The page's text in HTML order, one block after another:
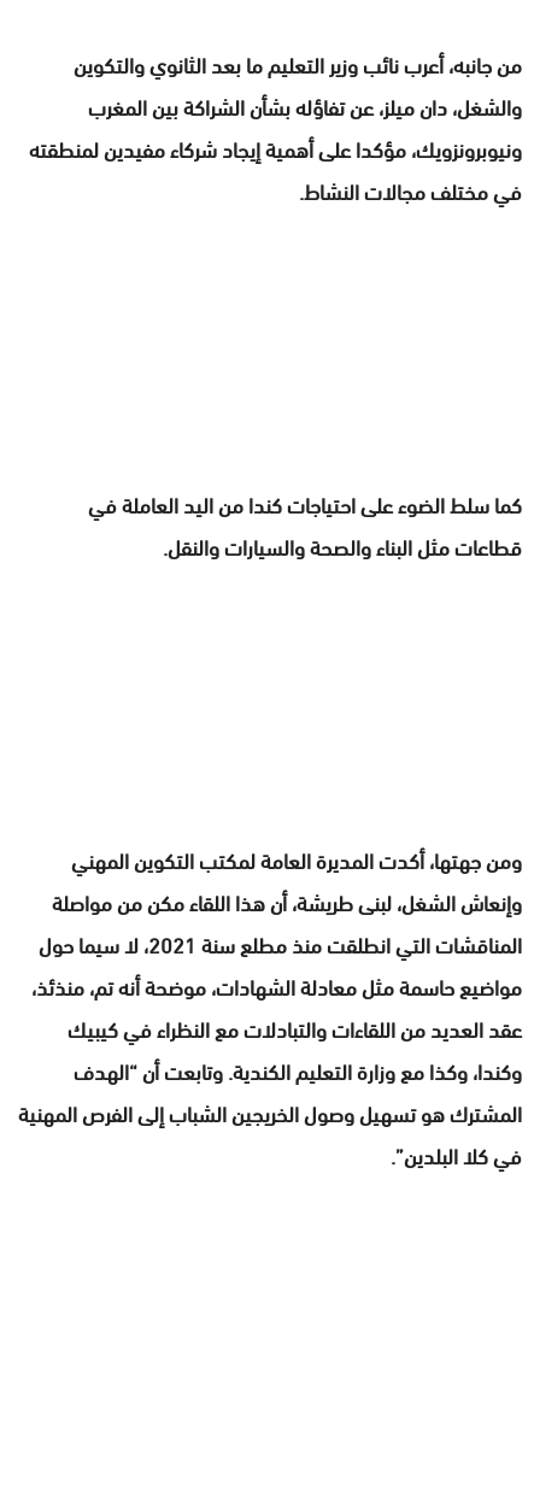
من جانبه، أعرب نائب وزير التعليم ما بعد الثانوي والتكوين
والشغل، دان ميلز، عن تفاؤله بشأن الشراكة بين المغرب
ونيوبرونزويك، مؤكدا على أهمية إيجاد شركاء مفيدين لمنطقته
في مختلف مجالات النشاط.
كما سلط الضوء على احتياجات كندا من اليد العاملة في
قطاعات مثل البناء والصحة والسيارات والنقل.
ومن جهتها، أكدت المديرة العامة لمكتب التكوين المهني
وإنعاش الشغل، لبنى طريشة، أن هذا اللقاء مكن من مواصلة
المناقشات التي انطلقت منذ مطلع سنة 2021، لا سيما حول
مواضيع حاسمة مثل معادلة الشهادات، موضحة أنه تم، منذئذ،
عقد العديد من اللقاءات والتبادلات مع النظراء في كيبيك
وكندا، وكذا مع وزارة التعليم الكندية. وتابعت أن “الهدف
المشترك هو تسهيل وصول الخريجين الشباب إلى الفرص المهنية
في كلا البلدين”.